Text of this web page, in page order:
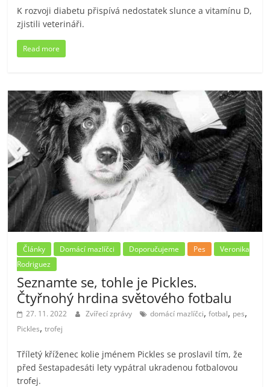
K rozvoji diabetu přispívá nedostatek slunce a vitamínu D,
zjistili veterináři.
Read more
Články Domácí mazlíčci Doporučujeme Pes
Veronika
Rodriguez
Seznamte se, tohle je Pickles.
Čtyřnohý hrdina světového fotbalu
27. 11. 2022 Zvířecí zprávy domácí mazlíčci,fotbal, pes,
Pickles,trofej
Tříletý kříženec kolie jménem Pickles se proslavil tím, že
před šestapadesáti lety vypátral ukradenou fotbalovou
trofej.